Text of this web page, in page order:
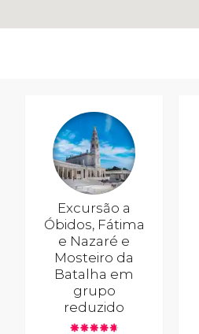
Excursão a
Óbidos, Fátima
e Nazaré e
Mosteiro da
Batalha em
grupo
reduzido